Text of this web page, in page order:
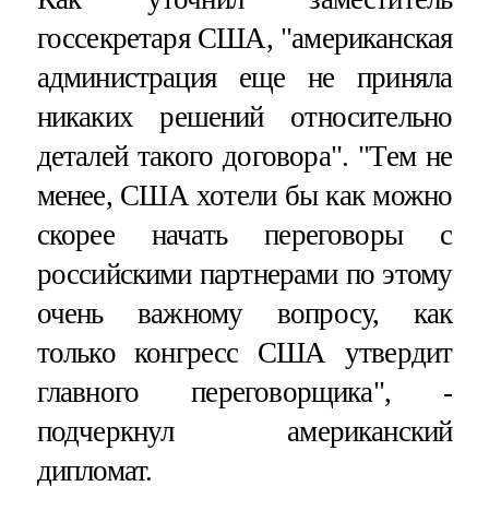
госсекретаря США, "американская
администрация еще не приняла
никаких решений относительно
деталей такого договора". "Тем не
менее, США хотели бы как можно
скорее начать переговоры с
российскими партнерами по этому
очень важному вопросу, как
только конгресс США утвердит
главного переговорщика", -
подчеркнул американский
дипломат.